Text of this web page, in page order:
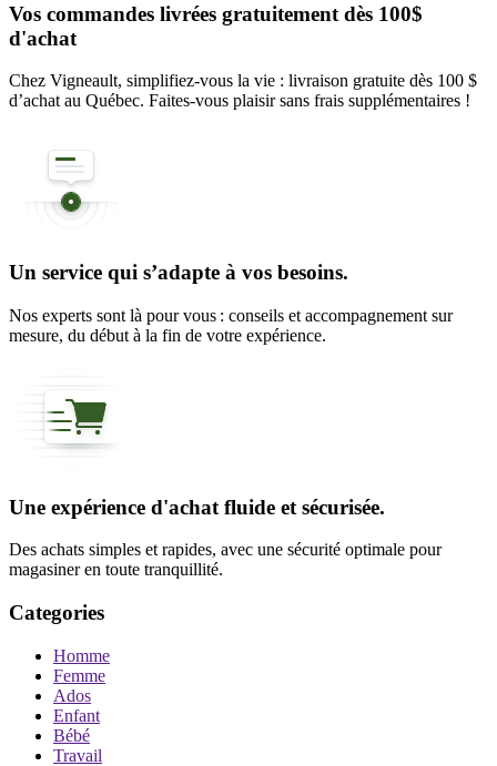
Vos commandes livrées gratuitement dès 100$
d'achat
Chez Vigneault, simplifiez-vous la vie : livraison gratuite dès 100 $
d’achat au Québec. Faites-vous plaisir sans frais supplémentaires !
Un service qui s’adapte à vos besoins.
Nos experts sont là pour vous : conseils et accompagnement sur
mesure, du début à la fin de votre expérience.
Une expérience d'achat fluide et sécurisée.
Des achats simples et rapides, avec une sécurité optimale pour
magasiner en toute tranquillité.
Categories
Homme
Femme
Ados
Enfant
Bébé
Travail